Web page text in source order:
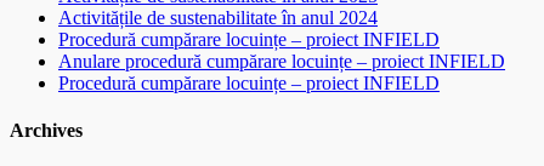
Activitățile de sustenabilitate în anul 2024
Procedură cumpărare locuințe – proiect INFIELD
Anulare procedură cumpărare locuințe – proiect INFIELD
Procedură cumpărare locuințe – proiect INFIELD
Archives